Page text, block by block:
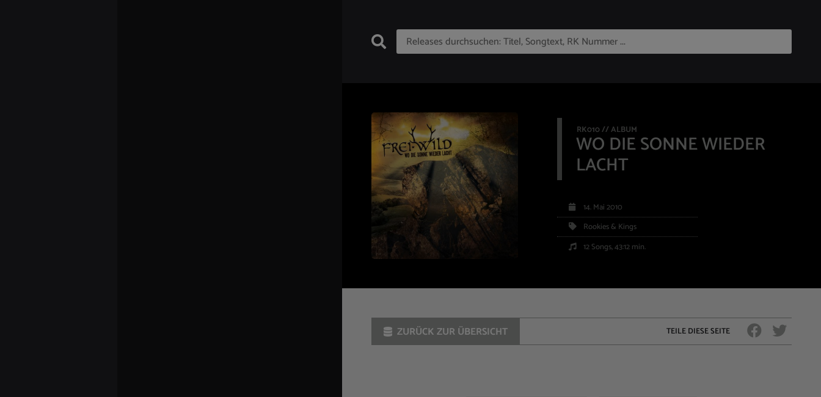
RK010 // ALBUM
WO DIE SONNE WIEDER
LACHT
14. Mai 2010
Rookies & Kings
12 Songs, 43:12 min.
ZURÜCK ZUR ÜBERSICHT TEILE DIESE SEITE